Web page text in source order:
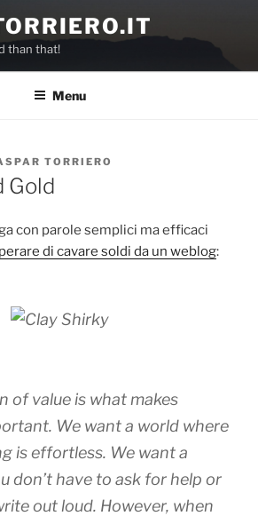
than that!
Menu
TORRIERO
Gold
con parole semplici ma efficaci
di cavare soldi da un weblog:
of value is what makes
We want a world where
is effortless. We want a
don’t have to ask for help or
out loud. However, when